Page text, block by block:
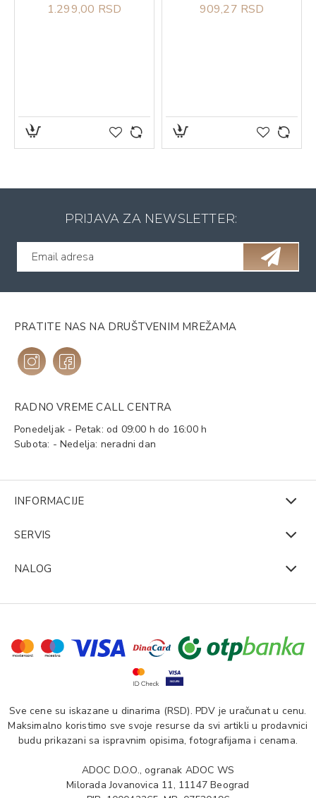
1.299,00 RSD 909,27 RSD
PRIJAVA ZA NEWSLETTER:
PRATITE NAS NA DRUŠTVENIM MREŽAMA
RADNO VREME CALL CENTRA
Ponedeljak - Petak: od 09:00 h do 16:00 h
Subota: - Nedelja: neradni dan
INFORMACIJE
SERVIS
NALOG
Sve cene su iskazane u dinarima (RSD). PDV je uračunat u cenu.
Maksimalno koristimo sve svoje resurse da svi artikli u prodavnici
budu prikazani sa ispravnim opisima, fotografijama i cenama.
ADOC D.O.O., ogranak ADOC WS
Milorada Jovanovica 11, 11147 Beograd